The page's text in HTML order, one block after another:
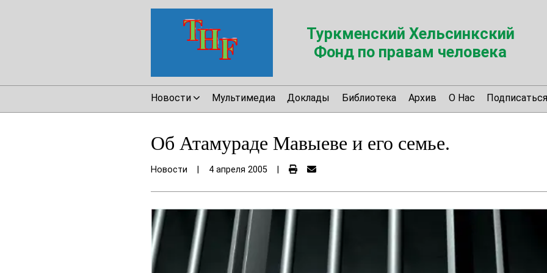
Туркменский Хельсинкский
Фонд по правам человека
Новости Мультимедиа Доклады Библиотека Архив О Нас
Об Атамураде Мавыеве и его семье.
Новости 4 апреля 2005